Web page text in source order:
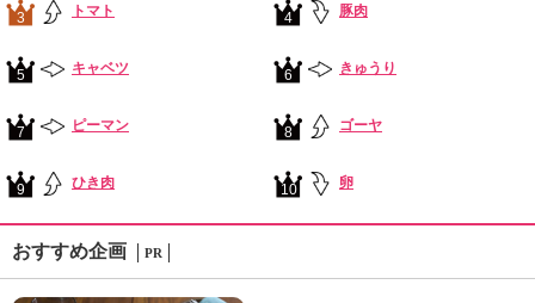
3 トマト 4 豚肉
5 キャベツ 6 きゅうり
7 ピーマン 8 ゴーヤ
9 ひき肉 10 卵
おすすめ企画 PR